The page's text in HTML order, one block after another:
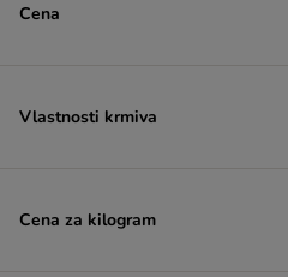
Cena
Vlastnosti krmiva
Cena za kilogram